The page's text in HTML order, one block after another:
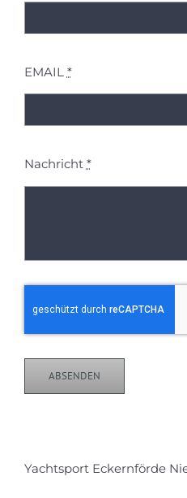
EMAIL *
Nachricht *
ABSENDEN
Yachtsport Eckernförde